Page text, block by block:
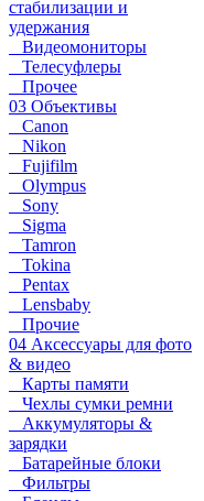
стабилизации и
удержания
Видеомониторы
Телесуфлеры
Прочее
03 Объективы
Canon
Nikon
Fujifilm
Olympus
Sony
Sigma
Tamron
Tokina
Pentax
Lensbaby
Прочие
04 Аксессуары для фото
& видео
Карты памяти
Чехлы сумки ремни
Аккумуляторы &
зарядки
Батарейные блоки
Фильтры